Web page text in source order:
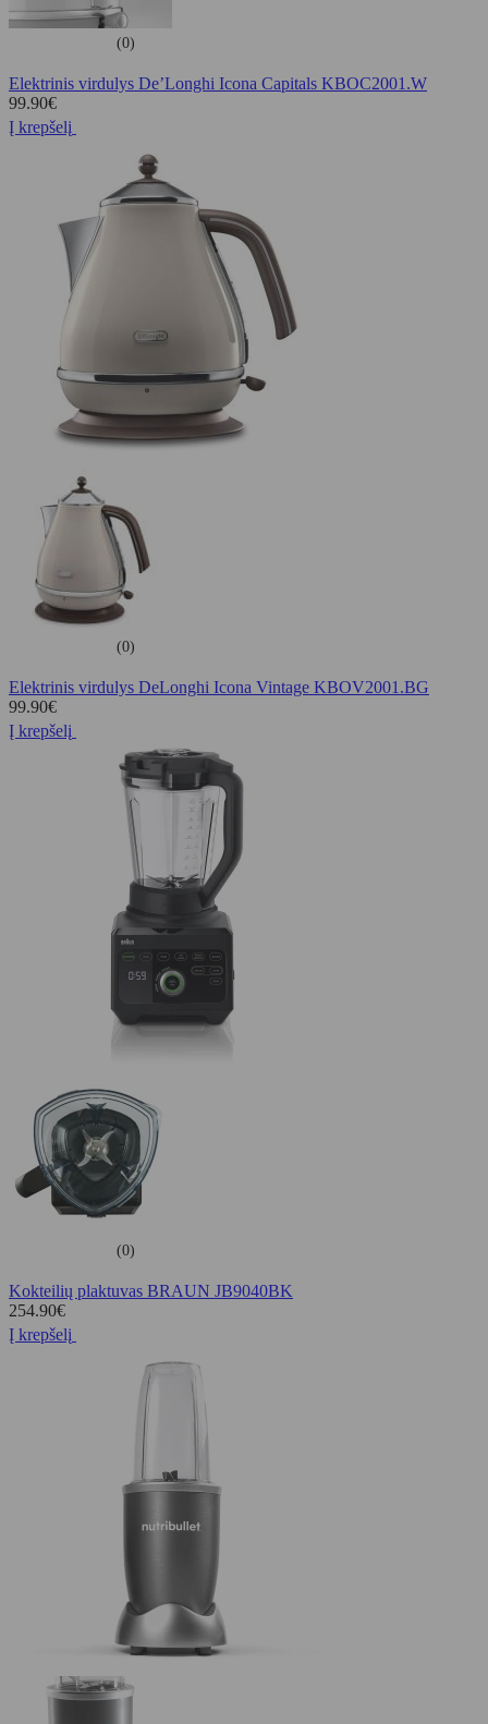
(0)
Elektrinis virdulys De’Longhi Icona Capitals KBOC2001.W
99.90€
Į krepšelį
(0)
Elektrinis virdulys DeLonghi Icona Vintage KBOV2001.BG
99.90€
Į krepšelį
(0)
Kokteilių plaktuvas BRAUN JB9040BK
254.90€
Į krepšelį